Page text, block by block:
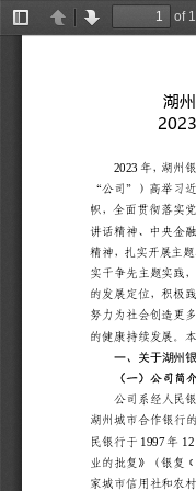
TogglePreviousNext
of
湖
2023
2023 年，湖州
“公司”）高举习
帜，全面贯彻落实
讲话精神、中央金
精神，扎实开展主
实干争先主题实践
的发展定位，积极
努力为社会创造更
的健康持续发展。
一、关于湖州
（一）公司简
公司系经人民
湖州城市合作银行
民银行于 1997年 12
业的批复》（银复 ﹝
家城市信用社和农